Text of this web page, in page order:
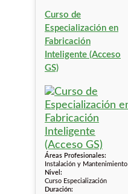
Curso de
Especialización en
Fabricación
Inteligente (Acceso
GS)
Áreas Profesionales:
Instalación y Mantenimiento
Nivel:
Curso Especialización
Duración: